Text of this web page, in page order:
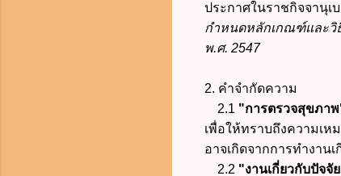
ประกาศในราชกิจจานุเ
กำหนดหลักเกณฑ์และวิ
พ.ศ. 2547
2. คำจำกัดความ
2.1 "การตรวจสุขภา
เพื่อให้ทราบถึงความเ
อาจเกิดจากการทำงานเ
2.2 "งานเกี่ยวกับปัจจัย